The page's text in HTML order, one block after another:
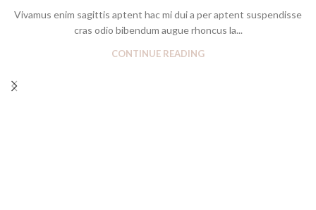
Vivamus enim sagittis aptent hac mi dui a per aptent suspendisse
cras odio bibendum augue rhoncus la...
CONTINUE READING